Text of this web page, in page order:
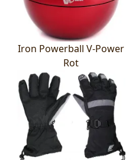
Iron Powerball V-Power
Rot